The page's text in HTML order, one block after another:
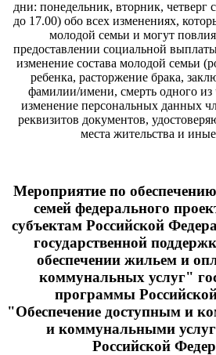
дни: понедельник, вторник, четверг
до 17.00) обо всех изменениях,
молодой семьи и могут
предоставлении социальной
изменение состава молодой семьи
ребенка, расторжение брака,
фамилии/имени, смерть одного из
изменение персональных данных
реквизитов документов,
места жительства и
Мероприятие по
семей федерального
субъектам Российской
государственной
обеспечении жильем и
коммунальных услуг"
программы
"Обеспечение доступным и
и коммунальными
Российской